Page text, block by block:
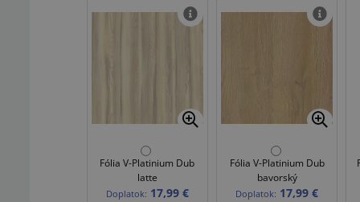
Fólia V-Platinium Dub
latte
Doplatok: 17,99 €
Fólia V-Platinium Dub
bavorský
Doplatok: 17,99 €